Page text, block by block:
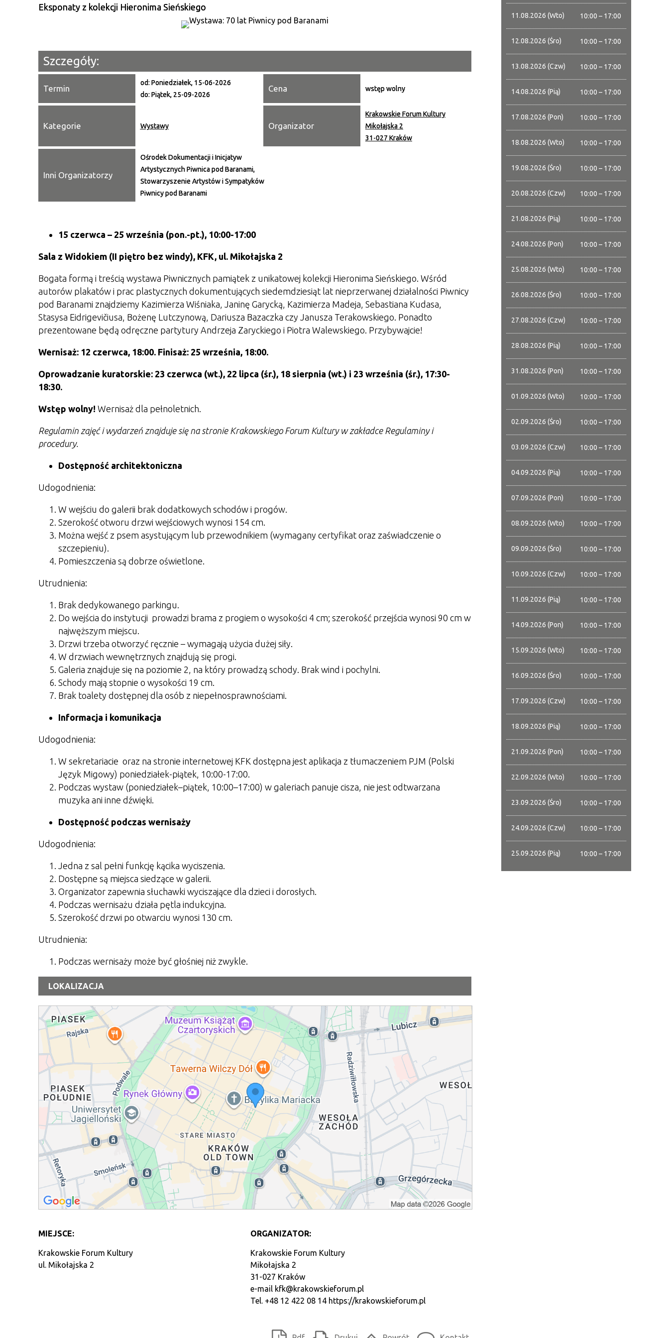
Eksponaty z kolekcji Hieronima Sieńskiego
Szczegóły:
Termin
od: Poniedziałek, 15-06-2026
do: Piątek, 25-09-2026
Cena wstęp wolny
Kategorie Wystawy Organizator
Krakowskie Forum Kultury
Mikołajska 2
31-027 Kraków
Inni Organizatorzy
Ośrodek Dokumentacji i Inicjatyw
Artystycznych Piwnica pod Baranami,
Stowarzyszenie Artystów i Sympatyków
Piwnicy pod Baranami
15 czerwca – 25 września (pon.-pt.), 10:00-17:00
Sala z Widokiem (II piętro bez windy), KFK, ul. Mikołajska 2
Bogata formą i treścią wystawa Piwnicznych pamiątek z unikatowej kolekcji Hieronima Sieńskiego. Wśród
autorów plakatów i prac plastycznych dokumentujących siedemdziesiąt lat nieprzerwanej działalności Piwnicy
pod Baranami znajdziemy Kazimierza Wiśniaka, Janinę Garycką, Kazimierza Madeja, Sebastiana Kudasa,
Stasysa Eidrigevičiusa, Bożenę Lutczynową, Dariusza Bazaczka czy Janusza Terakowskiego. Ponadto
prezentowane będą odręczne partytury Andrzeja Zaryckiego i Piotra Walewskiego. Przybywajcie!
Wernisaż: 12 czerwca, 18:00. Finisaż: 25 września, 18:00.
Oprowadzanie kuratorskie: 23 czerwca (wt.), 22 lipca (śr.), 18 sierpnia (wt.) i 23 września (śr.), 17:30-
18:30.
Wstęp wolny! Wernisaż dla pełnoletnich.
Regulamin zajęć i wydarzeń znajduje się na stronie Krakowskiego Forum Kultury w zakładce Regulaminy i
procedury.
Dostępność architektoniczna
Udogodnienia:
W wejściu do galerii brak dodatkowych schodów i progów.
Szerokość otworu drzwi wejściowych wynosi 154 cm.
Można wejść z psem asystującym lub przewodnikiem (wymagany certyfikat oraz zaświadczenie o
szczepieniu).
Pomieszczenia są dobrze oświetlone.
Utrudnienia:
Brak dedykowanego parkingu.
Do wejścia do instytucji prowadzi brama z progiem o wysokości 4 cm; szerokość przejścia wynosi 90 cm w
najwęższym miejscu.
Drzwi trzeba otworzyć ręcznie – wymagają użycia dużej siły.
W drzwiach wewnętrznych znajdują się progi.
Galeria znajduje się na poziomie 2, na który prowadzą schody. Brak wind i pochylni.
Schody mają stopnie o wysokości 19 cm.
Brak toalety dostępnej dla osób z niepełnosprawnościami.
Informacja i komunikacja
Udogodnienia:
W sekretariacie oraz na stronie internetowej KFK dostępna jest aplikacja z tłumaczeniem PJM (Polski
Język Migowy) poniedziałek-piątek, 10:00-17:00.
Podczas wystaw (poniedziałek–piątek, 10:00–17:00) w galeriach panuje cisza, nie jest odtwarzana
muzyka ani inne dźwięki.
Dostępność podczas wernisaży
Udogodnienia:
Jedna z sal pełni funkcję kącika wyciszenia.
Dostępne są miejsca siedzące w galerii.
Organizator zapewnia słuchawki wyciszające dla dzieci i dorosłych.
Podczas wernisażu działa pętla indukcyjna.
Szerokość drzwi po otwarciu wynosi 130 cm.
Utrudnienia:
Podczas wernisaży może być głośniej niż zwykle.
LOKALIZACJA
MIEJSCE:
Krakowskie Forum Kultury
ul. Mikołajska 2
ORGANIZATOR:
Krakowskie Forum Kultury
Mikołajska 2
31-027 Kraków
e-mail kfk@krakowskieforum.pl
Tel. +48 12 422 08 14 https://krakowskieforum.pl
11.08.2026 (Wto) 10:00 – 17:00
12.08.2026 (Śro) 10:00 – 17:00
13.08.2026 (Czw) 10:00 – 17:00
14.08.2026 (Pią) 10:00 – 17:00
17.08.2026 (Pon) 10:00 – 17:00
18.08.2026 (Wto) 10:00 – 17:00
19.08.2026 (Śro) 10:00 – 17:00
20.08.2026 (Czw) 10:00 – 17:00
21.08.2026 (Pią) 10:00 – 17:00
24.08.2026 (Pon) 10:00 – 17:00
25.08.2026 (Wto) 10:00 – 17:00
26.08.2026 (Śro) 10:00 – 17:00
27.08.2026 (Czw) 10:00 – 17:00
28.08.2026 (Pią) 10:00 – 17:00
31.08.2026 (Pon) 10:00 – 17:00
01.09.2026 (Wto) 10:00 – 17:00
02.09.2026 (Śro) 10:00 – 17:00
03.09.2026 (Czw) 10:00 – 17:00
04.09.2026 (Pią) 10:00 – 17:00
07.09.2026 (Pon) 10:00 – 17:00
08.09.2026 (Wto) 10:00 – 17:00
09.09.2026 (Śro) 10:00 – 17:00
10.09.2026 (Czw) 10:00 – 17:00
11.09.2026 (Pią) 10:00 – 17:00
14.09.2026 (Pon) 10:00 – 17:00
15.09.2026 (Wto) 10:00 – 17:00
16.09.2026 (Śro) 10:00 – 17:00
17.09.2026 (Czw) 10:00 – 17:00
18.09.2026 (Pią) 10:00 – 17:00
21.09.2026 (Pon) 10:00 – 17:00
22.09.2026 (Wto) 10:00 – 17:00
23.09.2026 (Śro) 10:00 – 17:00
24.09.2026 (Czw) 10:00 – 17:00
25.09.2026 (Pią) 10:00 – 17:00